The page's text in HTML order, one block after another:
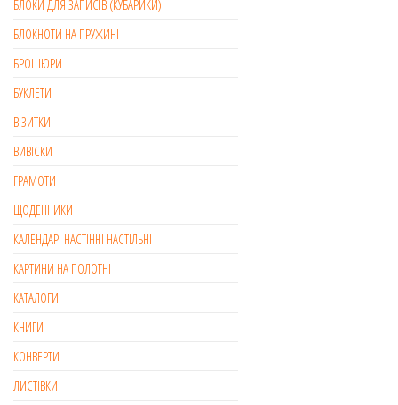
БЛОКИ ДЛЯ ЗАПИСІВ (КУБАРИКИ)
БЛОКНОТИ НА ПРУЖИНІ
БРОШЮРИ
БУКЛЕТИ
ВІЗИТКИ
ВИВІСКИ
ГРАМОТИ
ЩОДЕННИКИ
КАЛЕНДАРІ НАСТІННІ НАСТІЛЬНІ
КАРТИНИ НА ПОЛОТНІ
КАТАЛОГИ
КНИГИ
КОНВЕРТИ
ЛИСТІВКИ